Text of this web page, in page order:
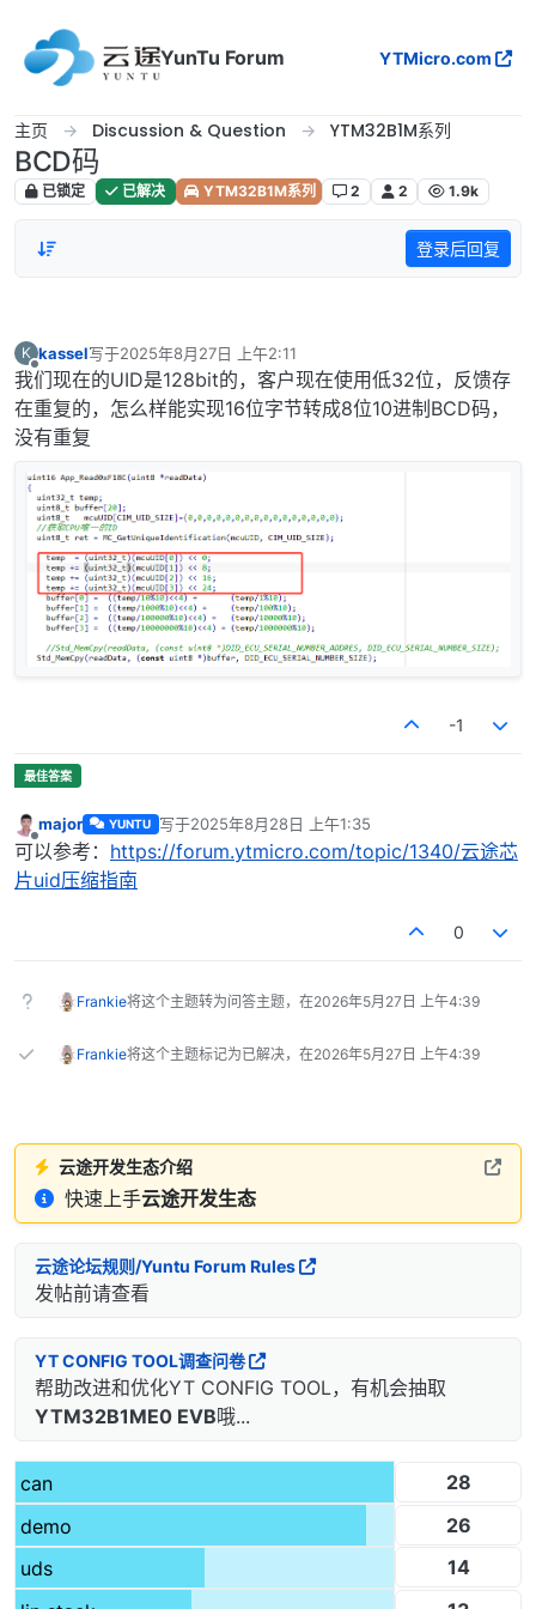
YunTu Forum
YTMicro.com
主页 Discussion & Question YTM32B1M系列
BCD码
已锁定 已解决 YTM32B1M系列 2 2 1.9k
登录后回复
K
离线
kassel写于2025年8月27日 上午2:11
最后由 编辑
我们现在的UID是128bit的，客户现在使用低32位，反馈存
在重复的，怎么样能实现16位字节转成8位10进制BCD码，
没有重复
-1
离线
major YUNTU 写于2025年8月28日 上午1:35
最后由 编辑
可以参考： https://forum.ytmicro.com/topic/1340/云途芯
片uid压缩指南
0
Frankie将这个主题转为问答主题，在2026年5月27日 上午4:39
Frankie将这个主题标记为已解决，在2026年5月27日 上午4:39
云途开发生态介绍
快速上手云途开发生态
云途论坛规则/Yuntu Forum Rules
发帖前请查看
YT CONFIG TOOL调查问卷
帮助改进和优化YT CONFIG TOOL，有机会抽取
YTM32B1ME0 EVB哦...
can
28
demo
26
uds
14